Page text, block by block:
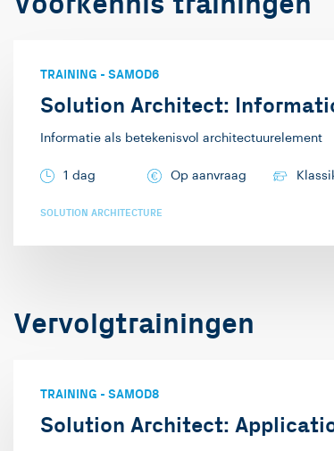
TRAINING - SAMOD6
Solution Architect:
Informatie als betekenisvol architectuurelement
1 dag Op aanvraag
SOLUTION ARCHITECTURE
Vervolgtrainingen
TRAINING - SAMOD8
Solution Architect: